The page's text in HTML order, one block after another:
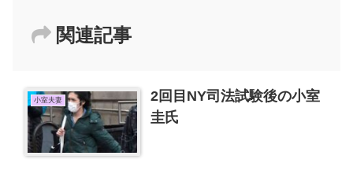
関連記事
小室夫妻
2回目NY司法試験後の小室
圭氏